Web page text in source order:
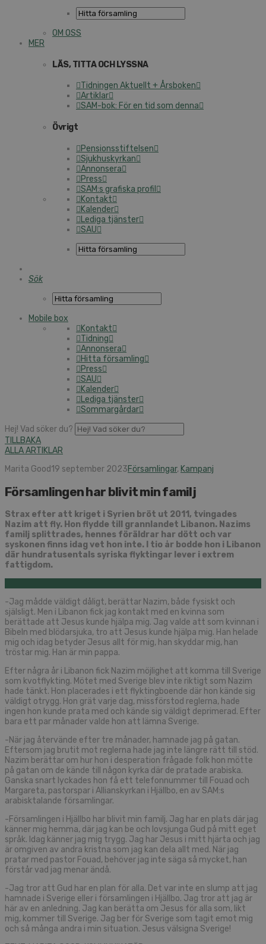
OM OSS
MER
LÄS, TITTA OCH LYSSNA
Tidningen Aktuellt + Årsboken
Artiklar
SAM-bok: För en tid som denna
Övrigt
Pensionsstiftelsen
Sjukhuskyrkan
Annonsera
Press
SAM:s grafiska profil
Kontakt
Kalender
Lediga tjänster
SAU
Sök
Mobile box
Kontakt
Tidning
Annonsera
Hitta församling
Press
SAU
Kalender
Lediga tjänster
Sommargårdar
Hej! Vad söker du?
TILLBAKA
ALLA ARTIKLAR
Marita Good19 september 2023Församlingar, Kampanj
Församlingen har blivit min familj
Strax efter att kriget i Syrien bröt ut 2011, tvingades
Nazim att fly. Hon flydde till grannlandet Libanon. Nazims
familj splittrades, hennes föräldrar har dött och var
syskonen finns idag vet hon inte. I tio år bodde hon i Libanon
där hundratusentals syriska flyktingar lever i extrem
fattigdom.
-Jag mådde väldigt dåligt, berättar Nazim, både fysiskt och
själsligt. Men i Libanon fick jag kontakt med en kvinna som
berättade att Jesus kunde hjälpa mig. Jag valde att som kvinnan i
Bibeln med blödarsjuka, tro att Jesus kunde hjälpa mig. Han helade
mig och idag betyder Jesus allt för mig, han skyddar mig, han
tröstar mig. Han är min pappa.
Efter några år i Libanon fick Nazim möjlighet att komma till Sverige
som kvotflykting. Mötet med Sverige blev inte riktigt som Nazim
hade tänkt. Hon placerades i ett flyktingboende där hon kände sig
väldigt otrygg. Hon grät varje dag, missförstod reglerna, hade
ingen hon kunde prata med och kände sig väldigt deprimerad. Efter
bara ett par månader valde hon att lämna Sverige.
-När jag återvände efter tre månader, hamnade jag på gatan.
Eftersom jag brutit mot reglerna hade jag inte längre rätt till stöd.
Nazim berättar om hur hon i desperation frågade folk hon mötte
på gatan om de kände till någon kyrka där de pratade arabiska.
Ganska snart lyckades hon få ett telefonnummer till Fouad och
Margareta, pastorspar i Allianskyrkan i Hjällbo, en av SAM:s
arabisktalande församlingar.
-Församlingen i Hjällbo har blivit min familj. Jag har en plats där jag
känner mig hemma, där jag kan be och lovsjunga Gud på mitt eget
språk. Idag känner jag mig trygg. Jag har Jesus i mitt hjärta och jag
är omgiven av andra kristna som jag kan dela allt med. När jag
pratar med pastor Fouad, behöver jag inte säga så mycket, han
förstår vad jag menar ändå.
-Jag tror att Gud har en plan för alla. Det var inte en slump att jag
hamnade i Sverige eller i församlingen i Hjällbo. Jag tror att jag är
här av en anledning. Jag kan berätta om Jesus för alla som, likt
mig, kommer till Sverige. Jag ber för Sverige som tagit emot mig
och så många andra i min situation. Jesus välsigna Sverige!